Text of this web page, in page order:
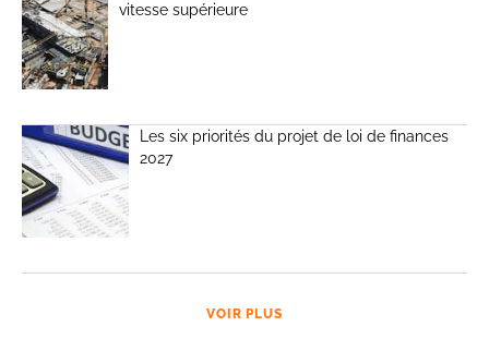
vitesse supérieure
Les six priorités du projet de loi de finances
2027
VOIR PLUS